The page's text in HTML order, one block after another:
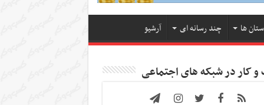
ها چند رسانه ای آرشیو
کار در شبکه های اجتماعی